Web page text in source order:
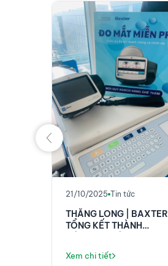
21/10/2025 Tin tức
THĂNG LONG | BAXTER
TỔNG KẾT THÀNH
KHOA HỌC ĐIỀU DƯỠNG
PHENIKAA!
Xem chi tiết